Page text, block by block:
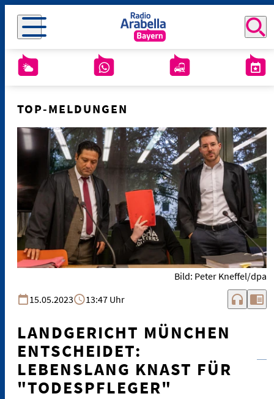
TOP-MELDUNGEN
Bild: Peter Kneffel/dpa
15.05.2023
13:47 Uhr headphones chrome_reader_mode
LANDGERICHT MÜNCHEN
ENTSCHEIDET:
LEBENSLANG KNAST FÜR
"TODESPFLEGER"